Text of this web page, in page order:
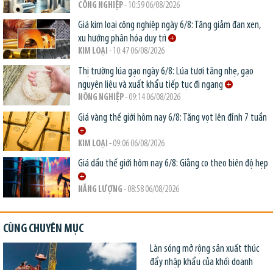
CÔNG NGHIỆP- 10:59 06/08/2026
Giá kim loại công nghiệp ngày 6/8: Tăng giảm đan xen,
xu hướng phân hóa duy trì
KIM LOẠI - 10:47 06/08/2026
Thị trường lúa gạo ngày 6/8: Lúa tươi tăng nhẹ, gạo
nguyên liệu và xuất khẩu tiếp tục đi ngang
NÔNG NGHIỆP- 09:14 06/08/2026
Giá vàng thế giới hôm nay 6/8: Tăng vọt lên đỉnh 7 tuần
KIM LOẠI - 09:06 06/08/2026
Giá dầu thế giới hôm nay 6/8: Giằng co theo biên độ hẹp
NĂNG LƯỢNG - 08:58 06/08/2026
CÙNG CHUYÊN MỤC
Làn sóng mở rộng sản xuất thúc
đẩy nhập khẩu của khối doanh